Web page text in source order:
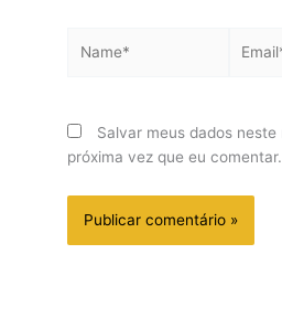
Salvar meus dados
próxima vez que eu comentar.